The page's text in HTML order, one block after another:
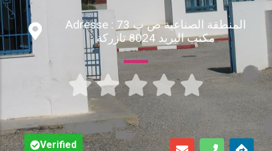
Inscription en Ligne
Bourses
Foire aux Questions
Adresse : المنطقة الصناعية ص ب 73
مكتب البريد 8024 تازركة
  
Verified